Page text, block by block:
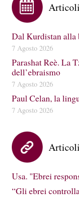
Dal Kurdistan alla
7 Agosto 2026
Parashat Reè. La
dell’ebraismo
7 Agosto 2026
Paul Celan, la
7 Agosto 2026
Usa. "Ebrei
“Gli ebrei